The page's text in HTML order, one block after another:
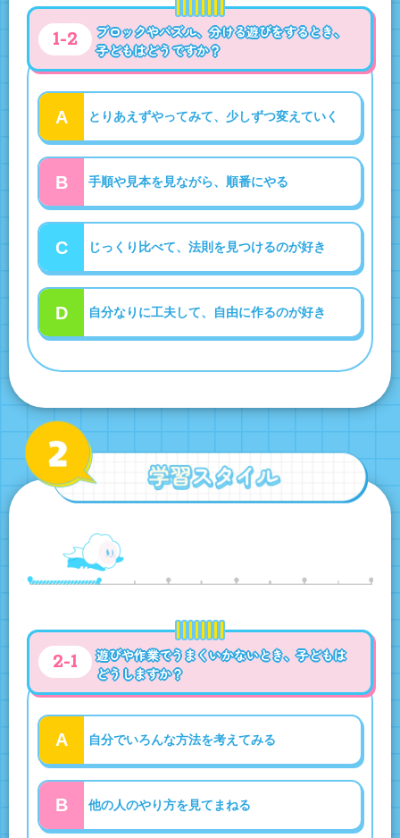
1-2
ブロックやパズル、分ける遊びをするとき、
子どもはどうですか？
A とりあえずやってみて、少しずつ変えていく
B 手順や見本を見ながら、順番にやる
C じっくり比べて、法則を見つけるのが好き
D 自分なりに工夫して、自由に作るのが好き
2-1
遊びや作業でうまくいかないとき、子どもは
どうしますか？
A 自分でいろんな方法を考えてみる
B 他の人のやり方を見てまねる